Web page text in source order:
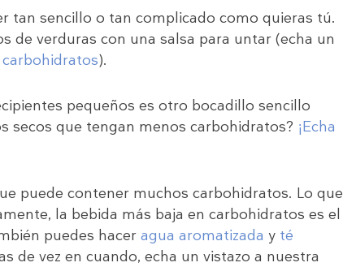
tan sencillo o tan complicado como quieras tú.
de verduras con una salsa para untar (echa un
).
pequeños es otro bocadillo sencillo
secos que tengan menos carbohidratos? ¡Echa
puede contener muchos carbohidratos. Lo que
la bebida más baja en carbohidratos es el
puedes hacer agua aromatizada y té
de vez en cuando, echa un vistazo a nuestra